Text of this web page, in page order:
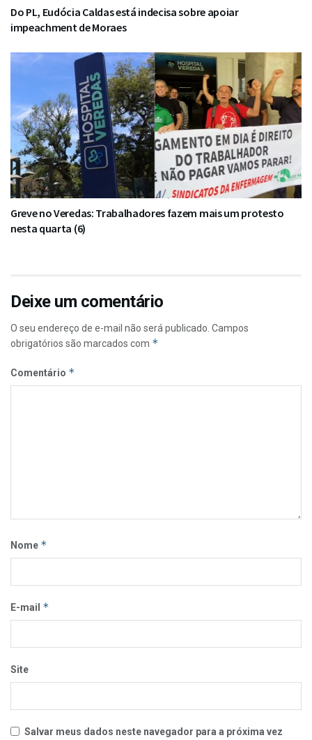
Do PL, Eudócia Caldas está indecisa sobre apoiar
impeachment de Moraes
Greve no Veredas: Trabalhadores fazem mais um protesto
nesta quarta (6)
Deixe um comentário
O seu endereço de e-mail não será publicado. Campos
obrigatórios são marcados com *
Comentário *
Nome *
E-mail *
Site
Salvar meus dados neste navegador para a próxima vez